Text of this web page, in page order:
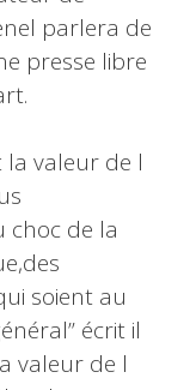
parlera de
presse libre
la valeur de l
choc de la
soient au
écrit il
valeur de l